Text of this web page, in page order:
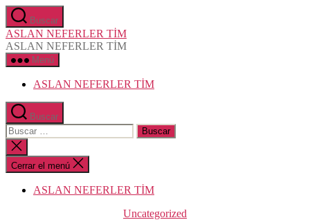
Saltar
al
contenido
Buscar
ASLAN NEFERLER TİM
ASLAN NEFERLER TİM
Menú
ASLAN NEFERLER TİM
Buscar
Buscar:
Cerrar
la
búsqueda
Cerrar el menú
ASLAN NEFERLER TİM
Categorías
Uncategorized